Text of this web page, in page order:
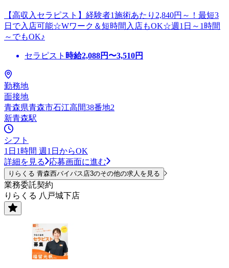
【高収入セラピスト】経験者1施術あたり2,840円～！最短3
日で入店可能☆Wワーク＆短時間入店もOK☆週1日～1時間
～でもOK♪
セラピスト 時給2,088円〜3,510円
勤務地
面接地
青森県青森市石江高間38番地2
新青森駅
シフト
1日1時間 週1日からOK
詳細を見る
応募画面に進む
りらくる 青森西バイパス店3のその他の求人を見る
業務委託契約
りらくる 八戸城下店